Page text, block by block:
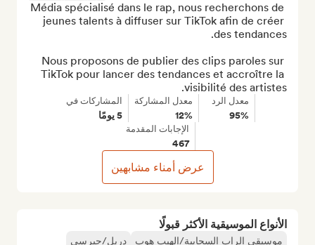
الأنواع الموسيقية الأكثر قبولًا
موسيقى الراب السحابية/الهيب هوب
دريل/جيرسي
Média spécialisé dans le rap, nous recherchons de
jeunes talents à diffuser sur TikTok afin de créer
Nous proposons de publier des clips paroles sur
TikTok pour lancer des tendances et accroître la
visibilité des artistes.
معدل الرد
95%
معدل المشاركة
12%
المشاركات في
5 يومًا
الإجابات المقدمة
467
عرض أمناء مشابهين